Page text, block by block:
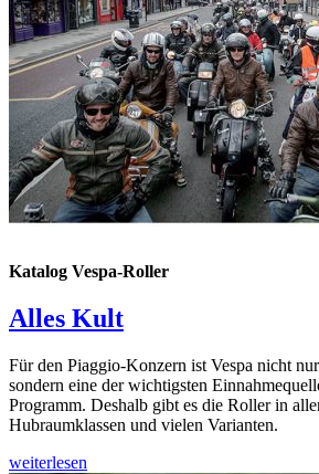
Katalog Vespa-Roller
Alles Kult
Für den Piaggio-Konzern ist Vespa nicht
sondern eine der wichtigsten
Programm. Deshalb gibt es die Roller in
Hubraumklassen und vielen Varianten.
weiterlesen